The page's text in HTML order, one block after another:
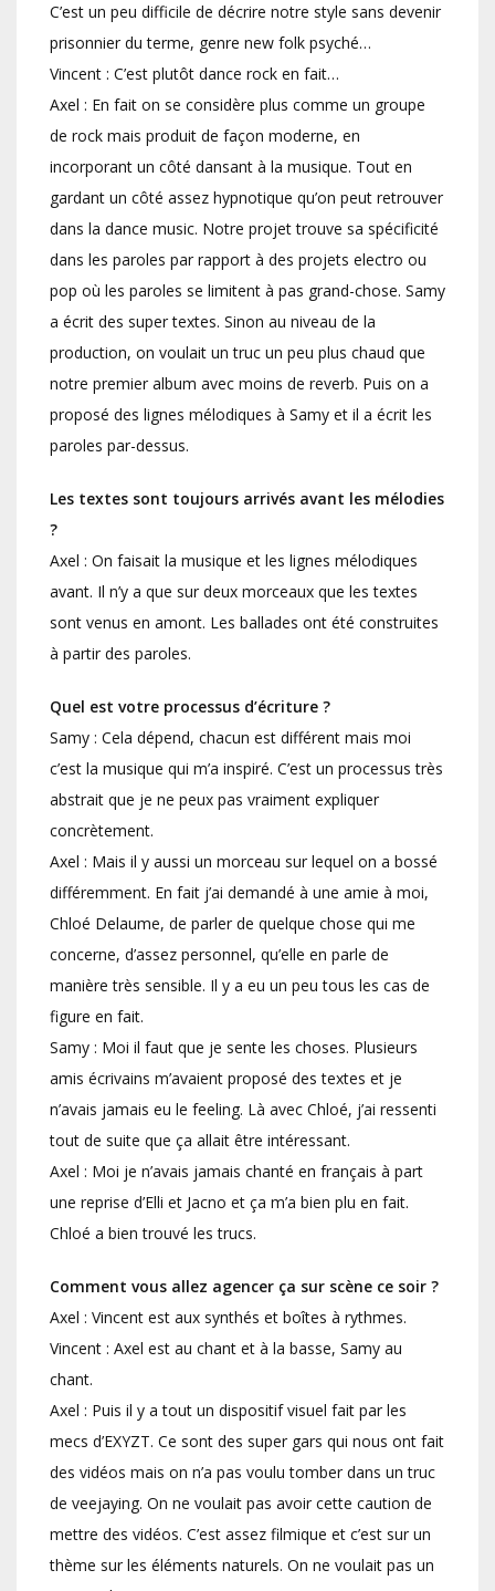
C’est un peu difficile de décrire notre style sans devenir
prisonnier du terme, genre new folk psyché…
Vincent : C’est plutôt dance rock en fait…
Axel : En fait on se considère plus comme un groupe
de rock mais produit de façon moderne, en
incorporant un côté dansant à la musique. Tout en
gardant un côté assez hypnotique qu’on peut retrouver
dans la dance music. Notre projet trouve sa spécificité
dans les paroles par rapport à des projets electro ou
pop où les paroles se limitent à pas grand-chose. Samy
a écrit des super textes. Sinon au niveau de la
production, on voulait un truc un peu plus chaud que
notre premier album avec moins de reverb. Puis on a
proposé des lignes mélodiques à Samy et il a écrit les
paroles par-dessus.
Les textes sont toujours arrivés avant les mélodies
?
Axel : On faisait la musique et les lignes mélodiques
avant. Il n’y a que sur deux morceaux que les textes
sont venus en amont. Les ballades ont été construites
à partir des paroles.
Quel est votre processus d’écriture ?
Samy : Cela dépend, chacun est différent mais moi
c’est la musique qui m’a inspiré. C’est un processus très
abstrait que je ne peux pas vraiment expliquer
concrètement.
Axel : Mais il y aussi un morceau sur lequel on a bossé
différemment. En fait j’ai demandé à une amie à moi,
Chloé Delaume, de parler de quelque chose qui me
concerne, d’assez personnel, qu’elle en parle de
manière très sensible. Il y a eu un peu tous les cas de
figure en fait.
Samy : Moi il faut que je sente les choses. Plusieurs
amis écrivains m’avaient proposé des textes et je
n’avais jamais eu le feeling. Là avec Chloé, j’ai ressenti
tout de suite que ça allait être intéressant.
Axel : Moi je n’avais jamais chanté en français à part
une reprise d’Elli et Jacno et ça m’a bien plu en fait.
Chloé a bien trouvé les trucs.
Comment vous allez agencer ça sur scène ce soir ?
Axel : Vincent est aux synthés et boîtes à rythmes.
Vincent : Axel est au chant et à la basse, Samy au
chant.
Axel : Puis il y a tout un dispositif visuel fait par les
mecs d’EXYZT. Ce sont des super gars qui nous ont fait
des vidéos mais on n’a pas voulu tomber dans un truc
de veejaying. On ne voulait pas avoir cette caution de
mettre des vidéos. C’est assez filmique et c’est sur un
thème sur les éléments naturels. On ne voulait pas un